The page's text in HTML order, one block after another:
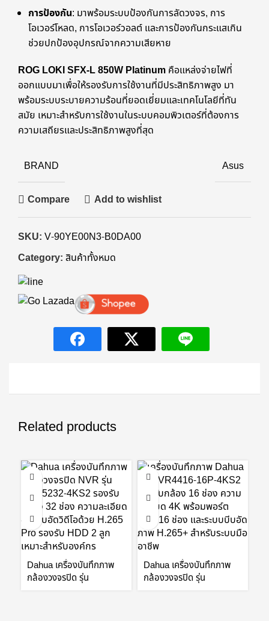
การป้องกัน: มาพร้อมระบบป้องกันการลัดวงจร, การ
โอเวอร์โหลด, การโอเวอร์วอลต์ และการป้องกันกระแสเกิน
ช่วยปกป้องอุปกรณ์จากความเสียหาย
ROG LOKI SFX-L 850W Platinum คือแหล่งจ่ายไฟที่
ออกแบบมาเพื่อให้รองรับการใช้งานที่มีประสิทธิภาพสูง มา
พร้อมระบบระบายความร้อนที่ยอดเยี่ยมและเทคโนโลยีที่ทัน
สมัย เหมาะสำหรับการใช้งานในระบบคอมพิวเตอร์ที่ต้องการ
ความเสถียรและประสิทธิภาพสูงที่สุด
BRAND Asus
Compare Add to wishlist
SKU: V-90YE00N3-B0DA00
Category: สินค้าทั้งหมด
Related products
Dahua เครื่องบันทึกภาพ
กล้องวงจรปิด รุ่น
Dahua เครื่องบันทึกภาพ
กล้องวงจรปิด รุ่น